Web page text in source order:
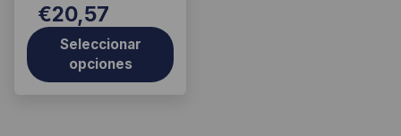
€20,57
Seleccionar
opciones
en
la
página
de